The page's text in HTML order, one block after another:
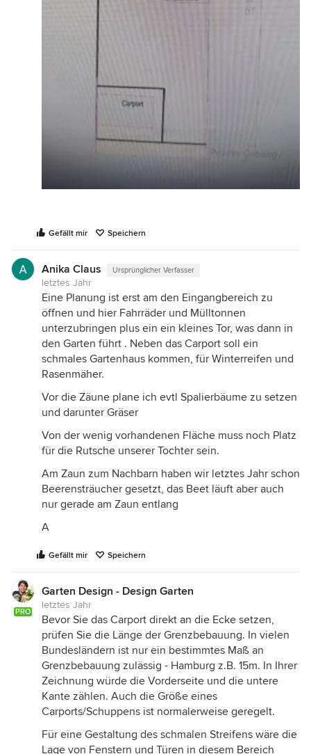
Gefällt mir Speichern
Anika Claus Ursprünglicher Verfasser
letztes Jahr
Eine Planung ist erst am den Eingangbereich zu
öffnen und hier Fahrräder und Mülltonnen
unterzubringen plus ein ein kleines Tor, was dann in
den Garten führt . Neben das Carport soll ein
schmales Gartenhaus kommen, für Winterreifen und
Rasenmäher.
Vor die Zäune plane ich evtl Spalierbäume zu setzen
und darunter Gräser
Von der wenig vorhandenen Fläche muss noch Platz
für die Rutsche unserer Tochter sein.
Am Zaun zum Nachbarn haben wir letztes Jahr schon
Beerensträucher gesetzt, das Beet läuft aber auch
nur gerade am Zaun entlang
A
Gefällt mir Speichern
PRO
Garten Design - Design Garten
letztes Jahr
Bevor Sie das Carport direkt an die Ecke setzen,
prüfen Sie die Länge der Grenzbebauung. In vielen
Bundesländern ist nur ein bestimmtes Maß an
Grenzbebauung zulässig - Hamburg z.B. 15m. In Ihrer
Zeichnung würde die Vorderseite und die untere
Kante zählen. Auch die Größe eines
Carports/Schuppens ist normalerweise geregelt.
Für eine Gestaltung des schmalen Streifens wäre die
Lage von Fenstern und Türen in diesem Bereich